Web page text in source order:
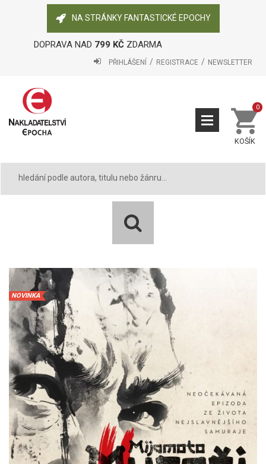
NA STRÁNKY FANTASTICKÉ EPOCHY
DOPRAVA NAD 799 KČZDARMA
PŘIHLÁŠENÍ REGISTRACE NEWSLETTER
KOŠÍK
0
NOVINKA